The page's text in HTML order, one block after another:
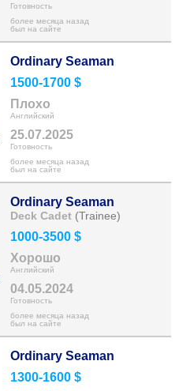
Готовность
более месяца назад
был на сайте
Ordinary Seaman
1500-1700 $
Плохо
Английский
25.07.2025
Готовность
более месяца назад
был на сайте
Ordinary Seaman
Deck Cadet (Trainee)
1000-3500 $
Хорошо
Английский
04.05.2024
Готовность
более месяца назад
был на сайте
Ordinary Seaman
1300-1600 $